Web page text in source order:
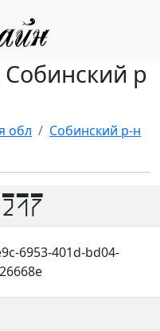
р
обл
Собинский р-н
6953-401d-bd04-